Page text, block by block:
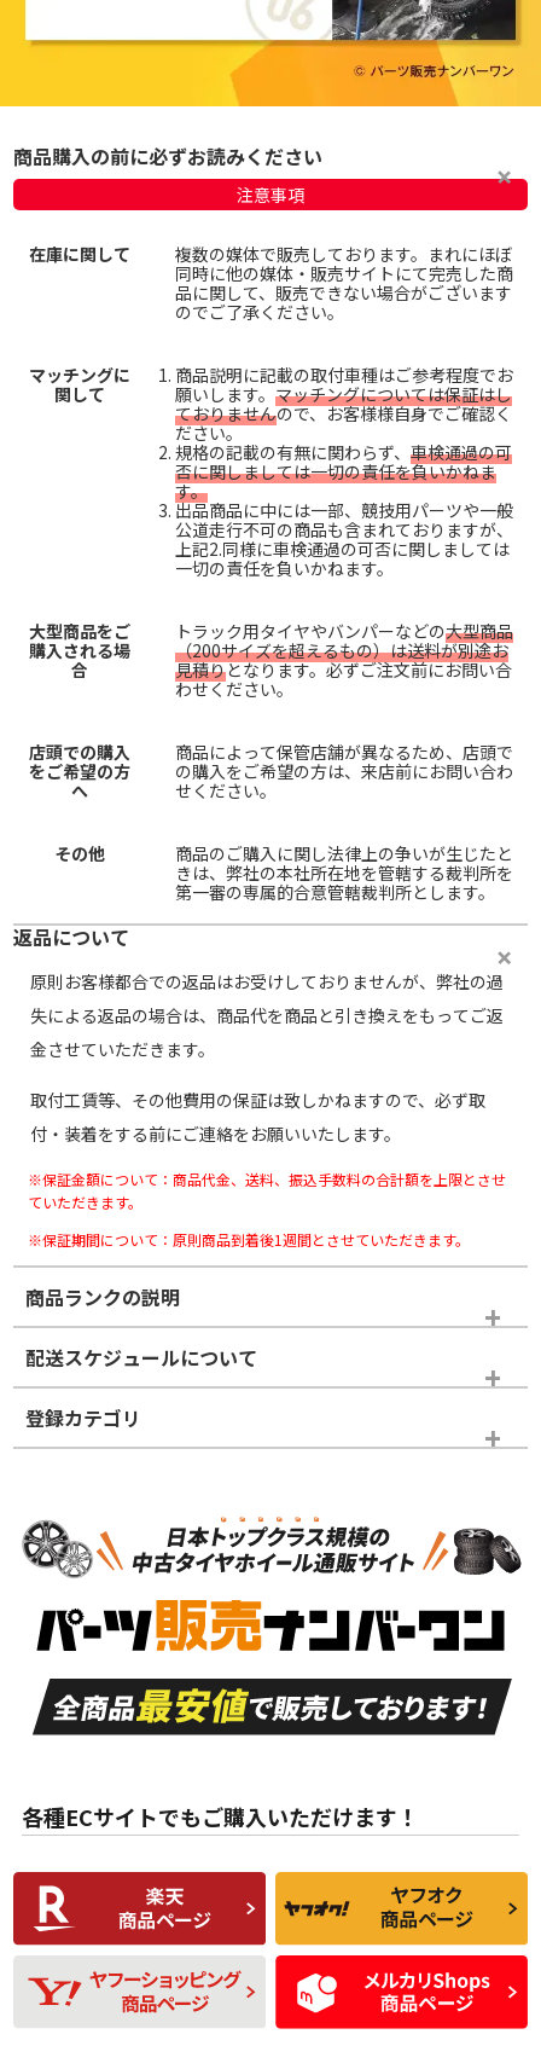
商品購入の前に必ずお読みください
注意事項
在庫に関して
複数の媒体で販売しております。まれにほぼ
同時に他の媒体・販売サイトにて完売した商
品に関して、販売できない場合がございます
のでご了承ください。
マッチングに
関して
商品説明に記載の取付車種はご参考程度でお
願いします。 マッチングについては保証はし
ておりませんので、お客様様自身でご確認く
ださい。
規格の記載の有無に関わらず、 車検通過の可
否に関しましては一切の責任を負いかねま
す。
出品商品に中には一部、競技用パーツや一般
公道走行不可の商品も含まれておりますが、
上記2.同様に車検通過の可否に関しましては
一切の責任を負いかねます。
大型商品をご
購入される場
合
トラック用タイヤやバンパーなどの大型商品
（200サイズを超えるもの）は送料が別途お
見積りとなります。必ずご注文前にお問い合
わせください。
店頭での購入
をご希望の方
へ
商品によって保管店舗が異なるため、店頭で
の購入をご希望の方は、来店前にお問い合わ
せください。
その他
商品のご購入に関し法律上の争いが生じたと
きは、弊社の本社所在地を管轄する裁判所を
第一審の専属的合意管轄裁判所とします。
返品について
原則お客様都合での返品はお受けしておりませんが、弊社の過
失による返品の場合は、商品代を商品と引き換えをもってご返
金させていただきます。
取付工賃等、その他費用の保証は致しかねますので、必ず取
付・装着をする前にご連絡をお願いいたします。
※保証金額について：商品代金、送料、振込手数料の合計額を上限とさせ
ていただきます。
※保証期間について：原則商品到着後1週間とさせていただきます。
商品ランクの説明
※商品ランクは出品者の主観により判断しておりますので、あら
かじめご了承ください。
ホイールランク
S
品）
S
新車外し品（新古
付き
A
走行距離も少なく、
目立つ傷もほとんど
ない中古品
A
走行距離も少なく、
非常に状態の良い中
古品
な中古品
んどない中古品
C
比較的きれいな中古
品
C
られるが、使用に問
題のない中古品
D
使用感や目立つ傷が
あり、一般的な中古
品
D
残り溝も少なく、偏
磨耗がみられ、短期
間使用できるくらい
の中古品
配送スケジュールについて
登録カテゴリ
スタッドレスタイヤホイールセット
各種ECサイトでもご購入いただけます！